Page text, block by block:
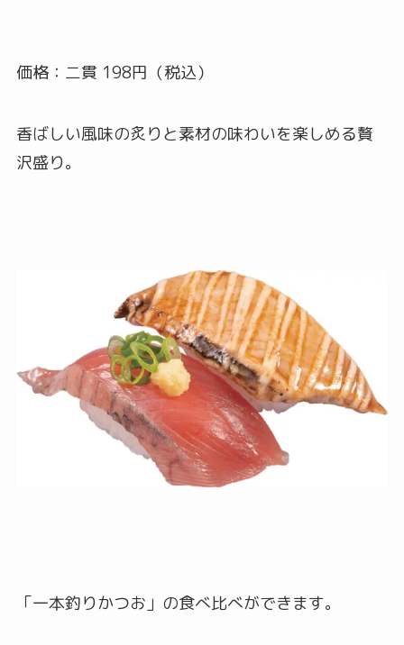
価格：二貫 198円（税込）
香ばしい風味の炙りと素材の味わいを楽しめる贅
沢盛り。
「一本釣りかつお」の食べ比べができます。